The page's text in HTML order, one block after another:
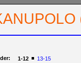
1-12 13-15